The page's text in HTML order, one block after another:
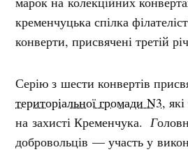
кременчуцька спілка
конверти, присвячені третій
Серію з шести конвертів
територіальної громади N3,
на захисті Кременчука. Г
добровольців — участь у